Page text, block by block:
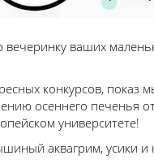
ваших
конкурсов,
осеннего
университете!
аквагрим, усики и